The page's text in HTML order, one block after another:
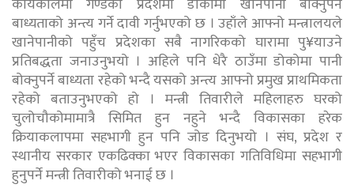
बाध्यताको अन्त्य गर्ने दावी गर्नुभएको छ । उहाँले आफ्नो मन्त्रालयले
खानेपानीको पहुँच प्रदेशका सबै नागरिकको घारामा पु¥याउने
प्रतिबद्धता जनाउनुभयो । अहिले पनि धेरै ठाउँमा डोकोमा पानी
बोक्नुपर्ने बाध्यता रहेको भन्दै यसको अन्त्य आफ्नो प्रमुख प्राथमिकता
रहेको बताउनुभएको हो । मन्त्री तिवारीले महिलाहरु घरको
चुलोचौकोमामात्रै सिमित हुन नहुने भन्दै विकासका हरेक
क्रियाकलापमा सहभागी हुन पनि जोड दिनुभयो । संघ, प्रदेश र
स्थानीय सरकार एकढिक्का भएर विकासका गतिविधिमा सहभागी
हुनुपर्ने मन्त्री तिवारीको भनाई छ ।